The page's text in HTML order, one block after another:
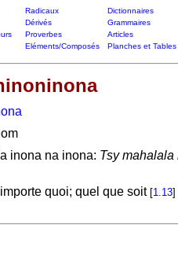
Radicaux
Dictionnaires
Dérivés
Grammaires
Proverbes
Articles
Eléments/Composés Planches et Tables
inona na inona: Tsy
quoi; quel que soit [1.13]